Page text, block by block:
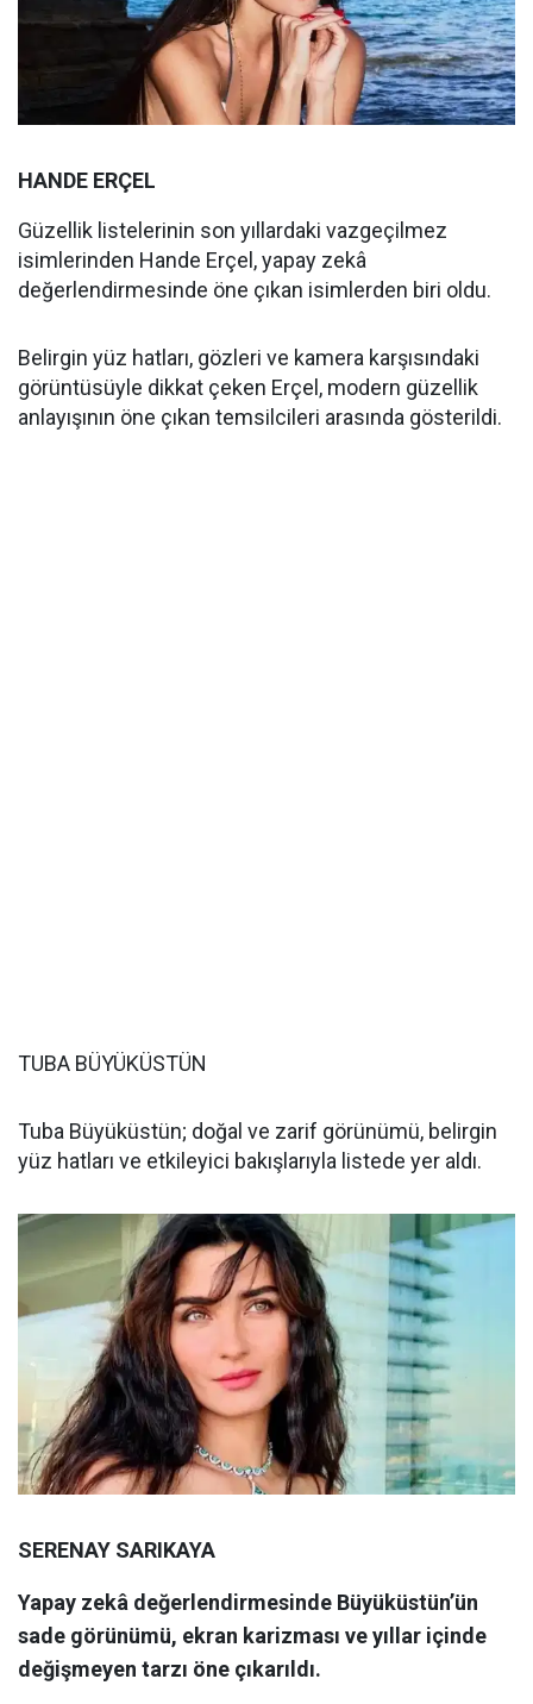
HANDE ERÇEL
Güzellik listelerinin son yıllardaki vazgeçilmez
isimlerinden Hande Erçel, yapay zekâ
değerlendirmesinde öne çıkan isimlerden biri oldu.
Belirgin yüz hatları, gözleri ve kamera karşısındaki
görüntüsüyle dikkat çeken Erçel, modern güzellik
anlayışının öne çıkan temsilcileri arasında gösterildi.
TUBA BÜYÜKÜSTÜN
Tuba Büyüküstün; doğal ve zarif görünümü, belirgin
yüz hatları ve etkileyici bakışlarıyla listede yer aldı.
SERENAY SARIKAYA
Yapay zekâ değerlendirmesinde Büyüküstün’ün
sade görünümü, ekran karizması ve yıllar içinde
değişmeyen tarzı öne çıkarıldı.